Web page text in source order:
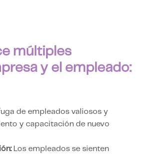
múltiples
y el empleado:
de empleados valiosos y
y capacitación de nuevo
Los empleados se sienten